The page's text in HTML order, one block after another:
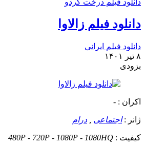
دانلود فیلم درخت گردو
دانلود فیلم زالاوا
دانلود فیلم ایرانی
۸ تیر ۱۴۰۱
بزودی
اکران : -
ژانر :اجتماعی درام
کیفیت : 480P - 720P - 1080P - 1080HQ